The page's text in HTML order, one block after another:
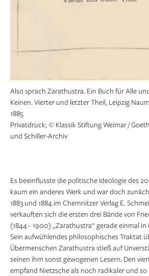
Also sprach Zarathustra. Ein Buch für Alle
Keinen. Vierter und letzter Theil, Leipzig
1885
Privatdruck; © Klassik Stiftung Weimar /
und Schiller-Archiv
Keinen. Vierter und letzter Theil, Leipzig
1885
Privatdruck; © Klassik Stiftung Weimar /
und Schiller-Archiv
Es beeinflusste die politische Ideologie des
kaum ein anderes Werk und war doch
1883 und 1884 im Chemnitzer Verlag E.
verkauften sich die ersten drei Bände von
(1844 – 1900) „Zarathustra“ gerade einmal
Sein aufwühlendes philosophisches Traktat
Übermenschen Zarathustra stieß auf
seinen ihm sonst gewogenen Lesern. Den
empfand Nietzsche als noch radikaler und so